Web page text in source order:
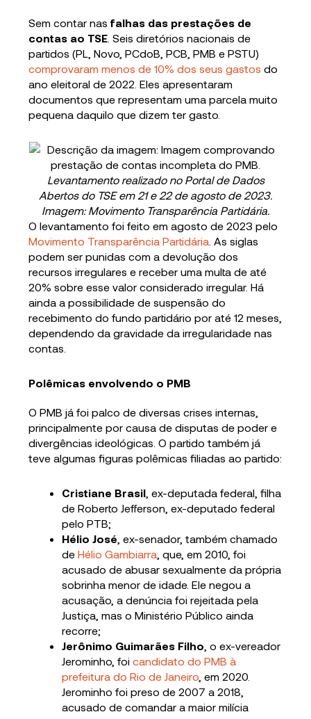
Sem contar nas falhas das prestações de
contas ao TSE . Seis diretórios nacionais de
partidos (PL, Novo, PCdoB, PCB, PMB e PSTU)
comprovaram menos de 10% dos seus gastos do
ano eleitoral de 2022. Eles apresentaram
documentos que representam uma parcela muito
pequena daquilo que dizem ter gasto.
Levantamento realizado no Portal de Dados
Abertos do TSE em 21 e 22 de agosto de 2023.
Imagem: Movimento Transparência Partidária.
O levantamento foi feito em agosto de 2023 pelo
Movimento Transparência Partidária . As siglas
podem ser punidas com a devolução dos
recursos irregulares e receber uma multa de até
20% sobre esse valor considerado irregular. Há
ainda a possibilidade de suspensão do
recebimento do fundo partidário por até 12 meses,
dependendo da gravidade da irregularidade nas
contas.
Polêmicas envolvendo o PMB
O PMB já foi palco de diversas crises internas,
principalmente por causa de disputas de poder e
divergências ideológicas. O partido também já
teve algumas figuras polêmicas filiadas ao partido:
Cristiane Brasil , ex-deputada federal, filha
de Roberto Jefferson, ex-deputado federal
pelo PTB;
Hélio José , ex-senador, também chamado
deHélio Gambiarra , que, em 2010, foi
acusado de abusar sexualmente da própria
sobrinha menor de idade. Ele negou a
acusação, a denúncia foi rejeitada pela
Justiça, mas o Ministério Público ainda
recorre;
Jerônimo Guimarães Filho , o ex-vereador
Jerominho, foicandidato do PMB à
prefeitura do Rio de Janeiro , em 2020.
Jerominho foi preso de 2007 a 2018,
acusado de comandar a maior milícia